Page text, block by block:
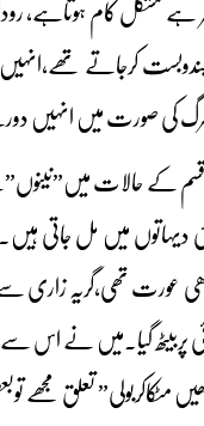
ہے مشکل کام ہوتاہے،
کرجاتے
مرگ کی صورت میں انہیں
کے حالات میں”نینوں”سے
میں مل جاتی
عورت تھی،گریہ
پربیٹھ گیا۔میں نے اس
مٹکاکربولی” تعلق